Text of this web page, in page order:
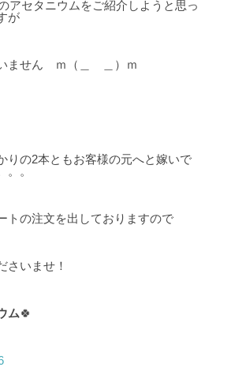
アセタニウムをご紹介しようと思っ
が
ません ｍ（＿ ＿）ｍ
りの2本ともお客様の元へと嫁いで
。。
トの注文を出しておりますので
さいませ！
ム🍀